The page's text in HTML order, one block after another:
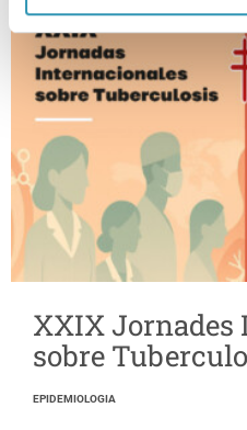
XXIX
sobre
EPIDEMIOLOGIA